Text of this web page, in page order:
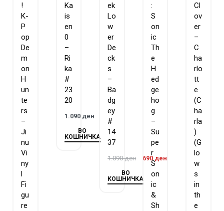
!
K-
P
op
De
m
on
H
un
te
rs
–
Ji
nu
Vi
ny
l
Fi
gu
re
Ka
is
en
0
–
Ri
ka
#
23
20
1.090 ден
ВО
КОШНИЧКА
ek
Lo
w
er
De
ck
s
–
Ba
dg
ey
#
14
37
1.090ден 690 ден
ВО
КОШНИЧКА
:
S
on
ic
Th
e
H
ed
ge
ho
g
–
Su
pe
r
S
on
ic
&
Sh
Cl
ov
er
–
C
ha
rlo
tt
e
(C
ha
rla
)
(G
lo
w
s
in
th
e